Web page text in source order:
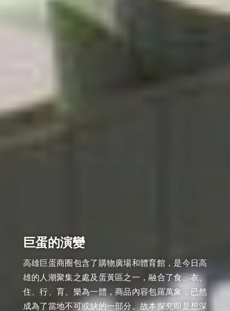
巨蛋的演變
高雄巨蛋商圈包含了購物廣場和體育館，是今日高
雄的人潮聚集之處及蛋黃區之一，融合了食、衣、
住、行、育、樂為一體，商品內容包羅萬象，已然
成為了當地不可或缺的一部分。故本探究即是想深